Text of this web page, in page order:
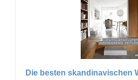
Die besten skandinavischen